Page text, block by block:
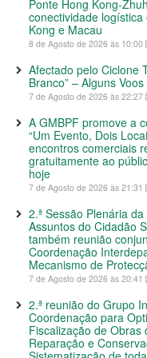
Ponte Hong Kong-
conectividade
Kong e Macau
8 de Agosto de 2026 às 10:00
Afectado pelo Ciclone
Branco” – Alguns
7 de Agosto de 2026 às 22:27
A GMBPF promove a
“Um Evento, Dois
encontros comerciais
gratuitamente ao
hoje
7 de Agosto de 2026 às 21:31
2.ª Sessão Plenária
Assuntos do Cidadão
também reunião
Coordenação
Mecanismo de
7 de Agosto de 2026 às 20:41
2.ª reunião do Grupo
Coordenação para
Fiscalização de Obras
Reparação e